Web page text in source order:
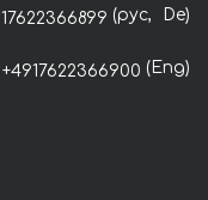
(рус, De)
+4917622366900 (Eng)